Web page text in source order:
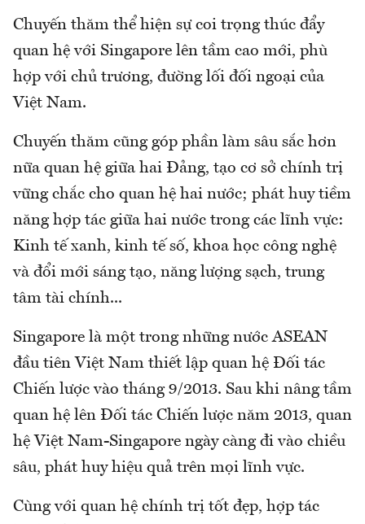
Chuyến thăm thể hiện sự coi trọng thúc đẩy
quan hệ với Singapore lên tầm cao mới, phù
hợp với chủ trương, đường lối đối ngoại của
Việt Nam.
Chuyến thăm cũng góp phần làm sâu sắc hơn
nữa quan hệ giữa hai Đảng, tạo cơ sở chính trị
vững chắc cho quan hệ hai nước; phát huy tiềm
năng hợp tác giữa hai nước trong các lĩnh vực:
Kinh tế xanh, kinh tế số, khoa học công nghệ
và đổi mới sáng tạo, năng lượng sạch, trung
tâm tài chính...
Singapore là một trong những nước ASEAN
đầu tiên Việt Nam thiết lập quan hệ Đối tác
Chiến lược vào tháng 9/2013. Sau khi nâng tầm
quan hệ lên Đối tác Chiến lược năm 2013, quan
hệ Việt Nam-Singapore ngày càng đi vào chiều
sâu, phát huy hiệu quả trên mọi lĩnh vực.
Cùng với quan hệ chính trị tốt đẹp, hợp tác